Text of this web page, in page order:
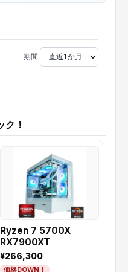
期間:
ク！
Ryzen 7 5700X
RX7900XT
¥266,300
価格DOWN！